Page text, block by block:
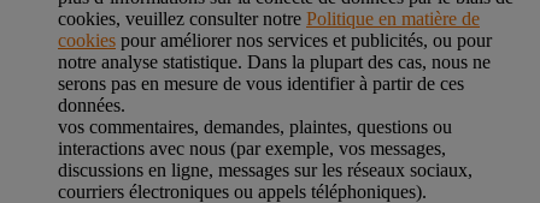
cookies, veuillez consulter notre Politique en matière de
cookies pour améliorer nos services et publicités, ou pour
notre analyse statistique. Dans la plupart des cas, nous ne
serons pas en mesure de vous identifier à partir de ces
données.
vos commentaires, demandes, plaintes, questions ou
interactions avec nous (par exemple, vos messages,
discussions en ligne, messages sur les réseaux sociaux,
courriers électroniques ou appels téléphoniques).